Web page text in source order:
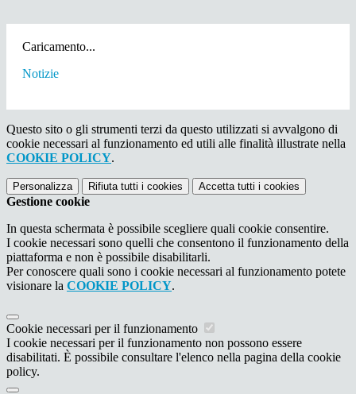
Caricamento...
Notizie
Questo sito o gli strumenti terzi da questo utilizzati si avvalgono di
cookie necessari al funzionamento ed utili alle finalità illustrate nella
COOKIE POLICY.
Personalizza Rifiuta tutti i cookies Accetta tutti i cookies
Gestione cookie
In questa schermata è possibile scegliere quali cookie consentire.
I cookie necessari sono quelli che consentono il funzionamento della
piattaforma e non è possibile disabilitarli.
Per conoscere quali sono i cookie necessari al funzionamento potete
visionare la COOKIE POLICY.
Cookie necessari per il funzionamento
I cookie necessari per il funzionamento non possono essere
disabilitati. È possibile consultare l'elenco nella pagina della cookie
policy.